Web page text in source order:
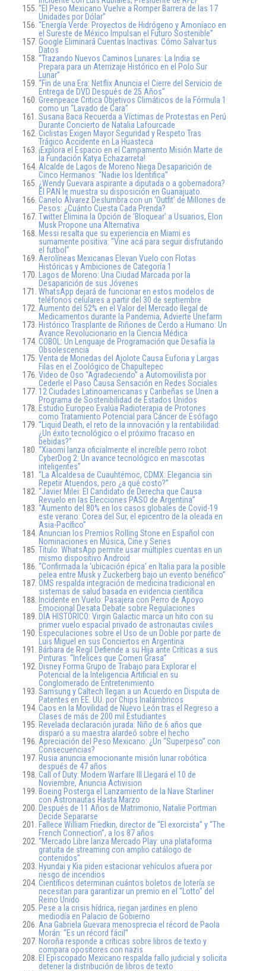
“El Peso Mexicano Vuelve a Romper Barrera de las 17
Unidades por Dólar”
“Energía Verde: Proyectos de Hidrógeno y Amoníaco en
el Sureste de México Impulsan el Futuro Sostenible”
Google Eliminará Cuentas Inactivas: Cómo Salvar tus
Datos
“Trazando Nuevos Caminos Lunares: La India se
Prepara para un Aterrizaje Histórico en el Polo Sur
Lunar”
“Fin de una Era: Netflix Anuncia el Cierre del Servicio de
Entrega de DVD Después de 25 Años”
Greenpeace Critica Objetivos Climáticos de la Fórmula 1
como un “Lavado de Cara”
Susana Baca Recuerda a Víctimas de Protestas en Perú
Durante Concierto de Natalia Lafourcade
Ciclistas Exigen Mayor Seguridad y Respeto Tras
Trágico Accidente en La Huasteca
¡Explora el Espacio en el Campamento Misión Marte de
la Fundación Katya Echazarreta!
Alcalde de Lagos de Moreno Niega Desaparición de
Cinco Hermanos: “Nadie los Identifica”
¿Wendy Guevara aspirante a diputada o a gobernadora?
El PAN le muestra su disposición en Guanajuato.
Canelo Álvarez Deslumbra con un ‘Outfit’ de Millones de
Pesos: ¿Cuánto Cuesta Cada Prenda?
Twitter Elimina la Opción de ‘Bloquear’ a Usuarios, Elon
Musk Propone una Alternativa
Messi resalta que su experiencia en Miami es
sumamente positiva: “Vine acá para seguir disfrutando
el futbol”
Aerolíneas Mexicanas Elevan Vuelo con Flotas
Históricas y Ambiciones de Categoría 1
Lagos de Moreno: Una Ciudad Marcada por la
Desaparición de sus Jóvenes
WhatsApp dejará de funcionar en estos modelos de
teléfonos celulares a partir del 30 de septiembre
Aumento del 52% en el Valor del Mercado Ilegal de
Medicamentos durante la Pandemia, Advierte Unefarm
Histórico Trasplante de Riñones de Cerdo a Humano: Un
Avance Revolucionario en la Ciencia Médica
COBOL: Un Lenguaje de Programación que Desafía la
Obsolescencia
Venta de Monedas del Ajolote Causa Euforia y Largas
Filas en el Zoológico de Chapultepec
Video de Oso “Agradeciendo” a Automovilista por
Cederle el Paso Causa Sensación en Redes Sociales
12 Ciudades Latinoamericanas y Caribeñas se Unen a
Programa de Sostenibilidad de Estados Unidos
Estudio Europeo Evalúa Radioterapia de Protones
como Tratamiento Potencial para Cáncer de Esófago
“Liquid Death, el reto de la innovación y la rentabilidad:
¿Un éxito tecnológico o el próximo fracaso en
bebidas?”
“Xiaomi lanza oficialmente el increíble perro robot
CyberDog 2: Un avance tecnológico en mascotas
inteligentes”
“La Alcaldesa de Cuauhtémoc, CDMX: Elegancia sin
Repetir Atuendos, pero ¿a qué costo?”
“Javier Milei: El Candidato de Derecha que Causa
Revuelo en las Elecciones PASO de Argentina”
“Aumento del 80% en los casos globales de Covid-19
este verano: Corea del Sur, el epicentro de la oleada en
Asia-Pacífico”
Anuncian los Premios Rolling Stone en Español con
Nominaciones en Música, Cine y Series
Título: WhatsApp permite usar múltiples cuentas en un
mismo dispositivo Android
“Confirmada la ‘ubicación épica’ en Italia para la posible
pelea entre Musk y Zuckerberg bajo un evento benéfico”
OMS respalda integración de medicina tradicional en
sistemas de salud basada en evidencia científica
Incidente en Vuelo: Pasajera con Perro de Apoyo
Emocional Desata Debate sobre Regulaciones
DÍA HISTÓRICO: Virgin Galactic marca un hito con su
primer vuelo espacial privado de astronautas civiles
Especulaciones sobre el Uso de un Doble por parte de
Luis Miguel en sus Conciertos en Argentina
Bárbara de Regil Defiende a su Hija ante Críticas a sus
Pinturas: “Infelices que Comen Grasa”
Disney Forma Grupo de Trabajo para Explorar el
Potencial de la Inteligencia Artificial en su
Conglomerado de Entretenimiento
Samsung y Caltech llegan a un Acuerdo en Disputa de
Patentes en EE. UU. por Chips Inalámbricos
Caos en la Movilidad de Nuevo León tras el Regreso a
Clases de más de 200 mil Estudiantes
Revelada declaración jurada: Niño de 6 años que
disparó a su maestra alardeó sobre el hecho
Apreciación del Peso Mexicano: ¿Un “Superpeso” con
Consecuencias?
Rusia anuncia emocionante misión lunar robótica
después de 47 años
Call of Duty: Modern Warfare III Llegará el 10 de
Noviembre, Anuncia Activision
Boeing Posterga el Lanzamiento de la Nave Starliner
con Astronautas Hasta Marzo
Después de 11 Años de Matrimonio, Natalie Portman
Decide Separarse
Fallece William Friedkin, director de “El exorcista” y “The
French Connection”, a los 87 años
“Mercado Libre lanza Mercado Play: una plataforma
gratuita de streaming con amplio catálogo de
contenidos”
Hyundai y Kia piden estacionar vehículos afuera por
riesgo de incendios
Científicos determinan cuántos boletos de lotería se
necesitan para garantizar un premio en el “Lotto” del
Reino Unido
Pese a la crisis hídrica, riegan jardines en pleno
mediodía en Palacio de Gobierno
Ana Gabriela Guevara menosprecia el récord de Paola
Morán: “Es un récord fácil”
Noroña responde a críticas sobre libros de texto y
compara opositores con nazis
El Episcopado Mexicano respalda fallo judicial y solicita
detener la distribución de libros de texto